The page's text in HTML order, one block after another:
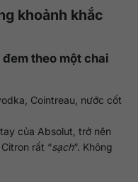
khoảnh khắc
theo một chai
Cointreau, nước cốt
của Absolut, trở nên
rất “sạch“. Không